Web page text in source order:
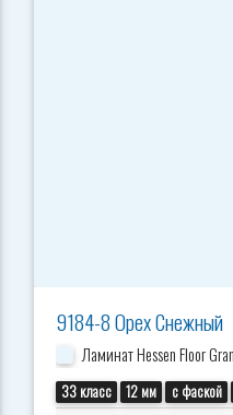
9184-8 Орех Снежный
Ламинат Hessen Floor
33 класс 12 мм с фаской